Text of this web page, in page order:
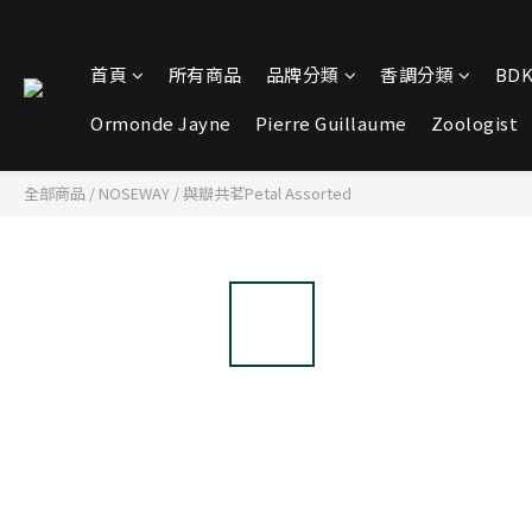
首頁 所有商品 品牌分類 香調分類
Ormonde Jayne
Pierre Guillaume Zoologist
全部商品 / NOSEWAY /與瓣共茗Petal Assorted